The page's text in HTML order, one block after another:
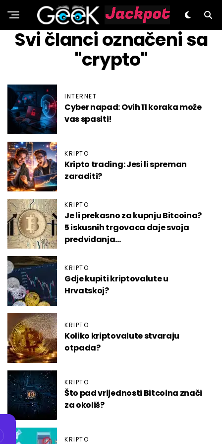
GeeK.hr
Svi članci označeni sa
"crypto"
INTERNET
Cyber napad: Ovih 11 koraka može
vas spasiti!
KRIPTO
Kripto trading: Jesi li spreman
zaraditi?
KRIPTO
Je li prekasno za kupnju Bitcoina?
5 iskusnih trgovaca daje svoja
predviđanja…
KRIPTO
Gdje kupiti kriptovalute u
Hrvatskoj?
KRIPTO
Koliko kriptovalute stvaraju
otpada?
KRIPTO
Što pad vrijednosti Bitcoina znači
za okoliš?
KRIPTO